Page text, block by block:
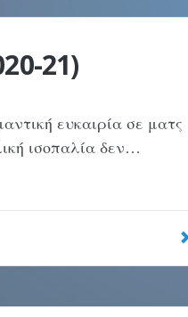
21)
ευκαιρία σε ματς
ισοπαλία δεν…